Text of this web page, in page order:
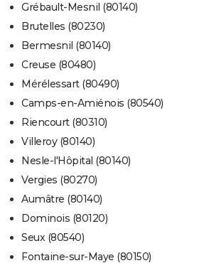
Grébault-Mesnil (80140)
Brutelles (80230)
Bermesnil (80140)
Creuse (80480)
Mérélessart (80490)
Camps-en-Amiénois (80540)
Riencourt (80310)
Villeroy (80140)
Nesle-l'Hôpital (80140)
Vergies (80270)
Aumâtre (80140)
Dominois (80120)
Seux (80540)
Fontaine-sur-Maye (80150)